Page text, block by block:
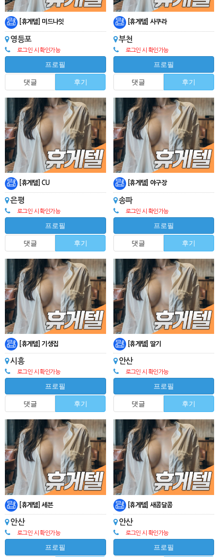
[휴게텔] 미드나잇
영등포
로그인 시 확인가능
프로필
댓글 후기
[휴게텔] 사쿠라
부천
로그인 시 확인가능
프로필
댓글 후기
[휴게텔] CU
은평
로그인 시 확인가능
프로필
댓글 후기
[휴게텔] 야구장
송파
로그인 시 확인가능
프로필
댓글 후기
[휴게텔] 기생집
시흥
로그인 시 확인가능
프로필
댓글 후기
[휴게텔] 딸기
안산
로그인 시 확인가능
프로필
댓글 후기
[휴게텔] 세븐
안산
로그인 시 확인가능
프로필
[휴게텔] 새콤달콤
안산
로그인 시 확인가능
프로필